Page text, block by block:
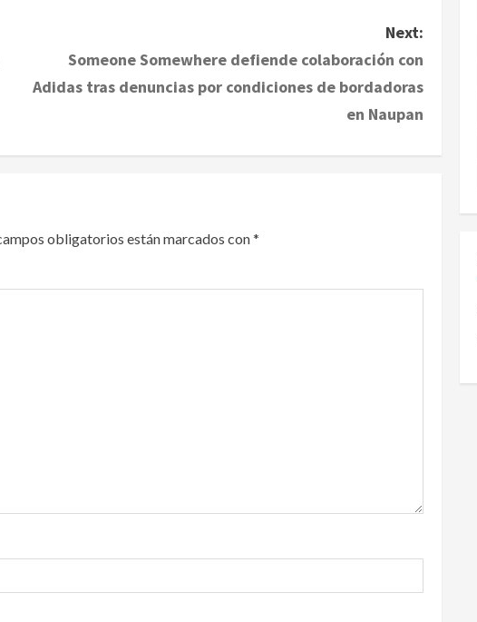
Next:
Someone Somewhere defiende colaboración con
Adidas tras denuncias por condiciones de bordadoras
en Naupan
obligatorios están marcados con*